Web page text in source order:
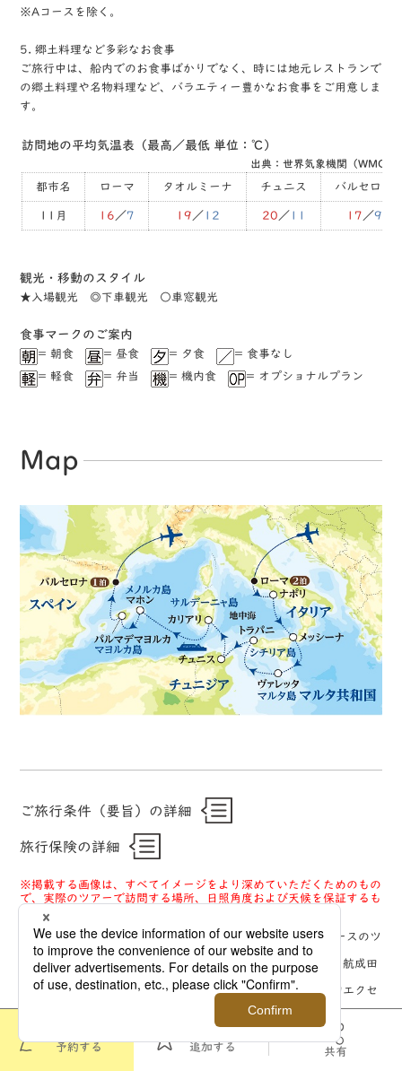
予約する
追加する
共有
※Aコースを除く。
5. 郷土料理など多彩なお食事
ご旅行中は、船内でのお食事ばかりでなく、時には地元レストランで
の郷土料理や名物料理など、バラエティー豊かなお食事をご用意しま
す。
訪問地の平均気温表（最高／最低 単位：℃）
出典：世界気象機関（WMO）
都市名 ローマ タオルミーナ チュニス バルセロナ
11月 16 ／7 19 ／ 12 20 ／ 11 17 ／9
観光・移動のスタイル
★⼊場観光 ◎下⾞観光 ○⾞窓観光
⾷事マークのご案内
= 朝食 = 昼食 = ⼣食
= ⾷事なし
= 軽⾷
= 弁当 = 機内食 = オプショナルプラン
Map
ご旅行条件（要旨）の詳細
旅行保険の詳細
※掲載する画像は、すべてイメージをより深めていただくためのもの
で、実際のツアーで訪問する場所、日照角度および天候を保証するも
【前日宿泊の利用予定空港ホテル】 ※該当コースは、各コースのツ
アースケジュールに記載しています
成田空港：ホテルマイステイズプレミア成田＜A＞、ホテル日航成田
羽田空港：ヴィラフォンテーヌグランド羽田空港＜A＞、羽田エクセ
関西空港：ホテル日航関西空港＜A＞、オディシススイーツ大阪エア